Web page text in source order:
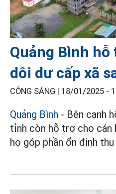
Quảng Bình
dôi dư cấp xã
CÔNG SÁNG | 18/01/2025 -
Quảng Bình - Bên cạnh
tỉnh còn hỗ trợ cho cán
họ góp phần ổn định